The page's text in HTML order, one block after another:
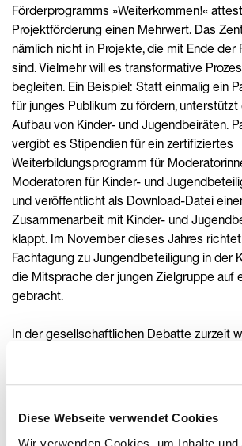
Diese Webseite verwendet Cookies
Wir verwenden Cookies, um Inhalte und
Förderprogramms »Weiterkommen!«
Projektförderung einen Mehrwert. Das
nämlich nicht in Projekte, die mit Ende der
sind. Vielmehr will es transformative
begleiten. Ein Beispiel: Statt einmalig ein
für junges Publikum zu fördern,
Aufbau von Kinder- und Jugendbeiräten.
vergibt es Stipendien für ein zertifiziertes
Weiterbildungsprogramm für
Moderatoren für Kinder- und
und veröffentlicht als Download-Datei
Zusammenarbeit mit Kinder- und
klappt. Im November dieses Jahres
Fachtagung zu Jungendbeteiligung in der
die Mitsprache der jungen Zielgruppe auf
gebracht.
In der gesellschaftlichen Debatte zurzeit
beobachte ich mit Sorge – auch die
immer wieder thematisiert. Nur mit dem
Anspruch von Freiheit kann Kunst